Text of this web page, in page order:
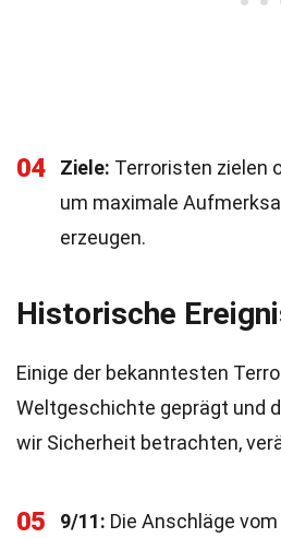
04 Ziele: Terroristen zielen
um maximale
erzeugen.
Historische
Einige der bekanntesten
Weltgeschichte geprägt und
wir Sicherheit betrachten,
05 9/11: Die Anschläge